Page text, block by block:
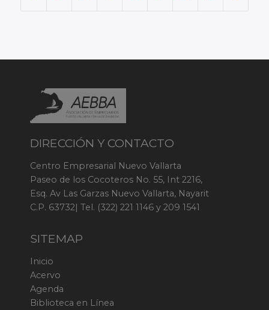
DIRECCIÓN Y CONTACTO
Centro Empresarial Nuevo Vallarta
Paseo de los Cocoteros No. 55, Int 2216,
Esq. Av Las Garzas Nuevo Vallarta, Nayarit
C.P. 63732| Tel. (322) 221 1146 y 209 1541
SITEMAP
Inicio
Acervo
Agenda
Biblioteca en Línea